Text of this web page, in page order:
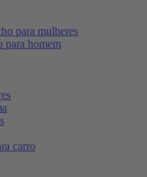
para mulheres
para homem
carro